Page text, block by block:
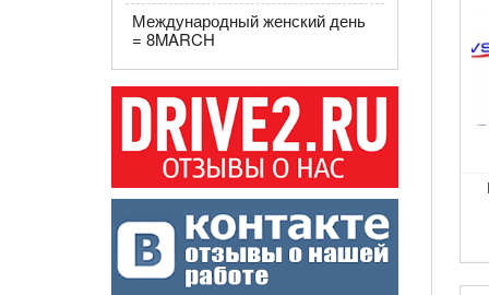
Международный женский день
= 8MARCH